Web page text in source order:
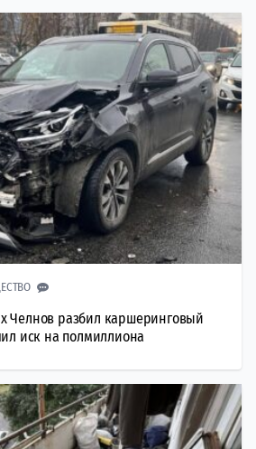
Челнов разбил каршеринговый
иск на полмиллиона